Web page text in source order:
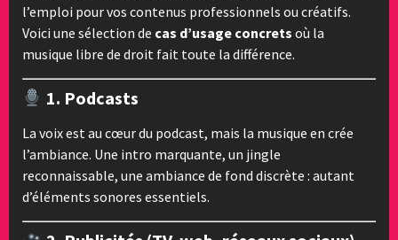
l’emploi pour vos contenus professionnels ou créatifs.
Voici une sélection de cas d’usage concrets où la
musique libre de droit fait toute la différence.
1. Podcasts
La voix est au cœur du podcast, mais la musique en crée
l’ambiance. Une intro marquante, un jingle
reconnaissable, une ambiance de fond discrète : autant
d’éléments sonores essentiels.